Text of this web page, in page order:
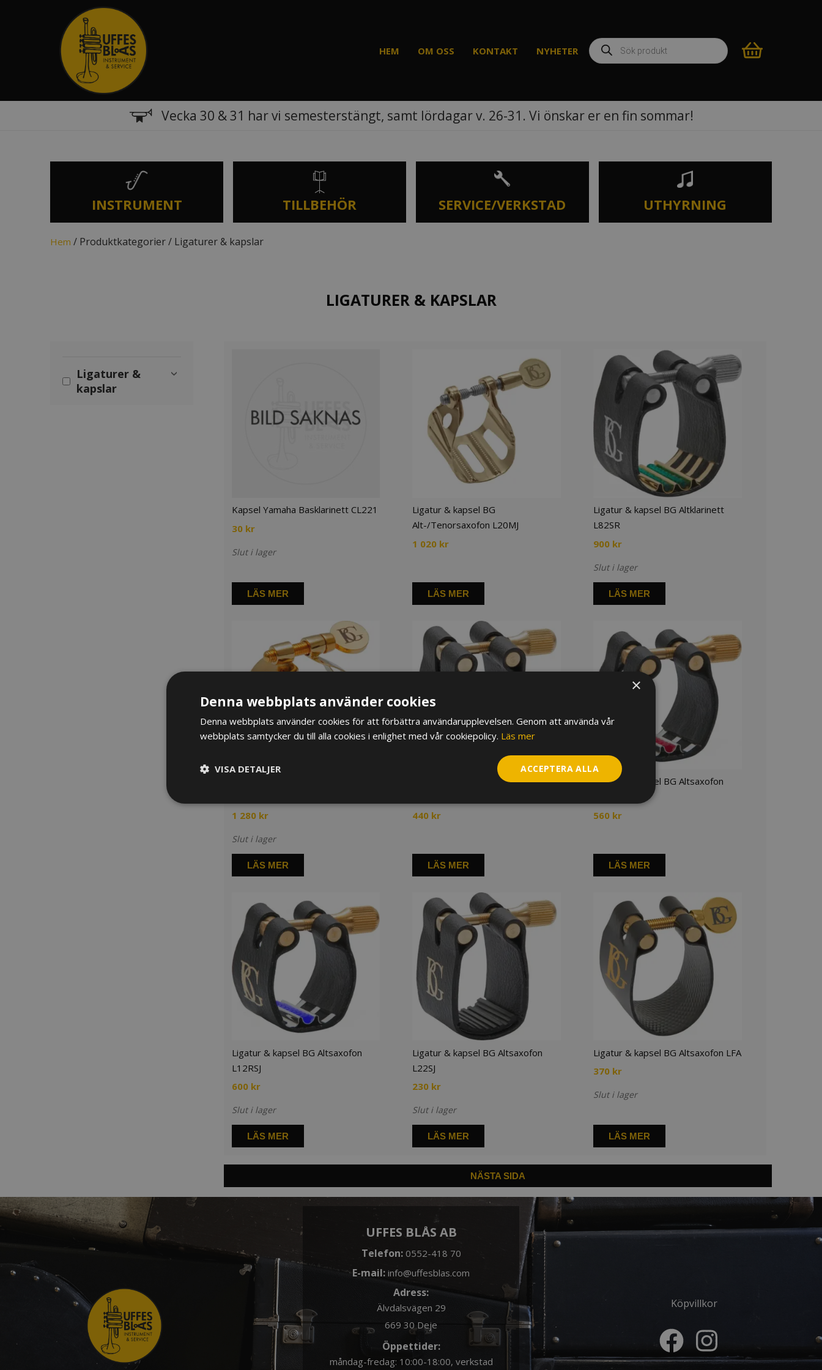
HEM OM OSS KONTAKT NYHETER
Produktsökning
Vecka 30 & 31 har vi semesterstängt, samt lördagar v. 26-31. Vi önskar er en fin sommar!
INSTRUMENT TILLBEHÖR SERVICE/VERKSTAD UTHYRNING
Hem / Produktkategorier / Ligaturer & kapslar
LIGATURER & KAPSLAR
Ligaturer &
kapslar
›
Kapsel Yamaha Basklarinett CL221
30 kr
Slut i lager
LÄS MER
Ligatur & kapsel BG
Alt-/Tenorsaxofon L20MJ
1 020 kr
LÄS MER
Ligatur & kapsel BG Altklarinett
L82SR
900 kr
Slut i lager
LÄS MER
1 280 kr
Slut i lager
LÄS MER
Ligatur & kapsel BG Altsaxofon
440 kr
LÄS MER
Ligatur & kapsel BG Altsaxofon
560 kr
LÄS MER
Ligatur & kapsel BG Altsaxofon
L12RSJ
600 kr
Slut i lager
LÄS MER
Ligatur & kapsel BG Altsaxofon
L22SJ
230 kr
Slut i lager
LÄS MER
Ligatur & kapsel BG Altsaxofon LFA
370 kr
Slut i lager
LÄS MER
NÄSTA SIDA
UFFES BLÅS AB
Telefon: 0552-418 70
E-mail: info@uffesblas.com
Adress:
Älvdalsvägen 29
669 30 Deje
Öppettider:
måndag-fredag: 10:00-18:00, verkstad
Köpvillkor
×
Denna webbplats använder cookies
Denna webbplats använder cookies för att förbättra användarupplevelsen. Genom att använda vår
webbplats samtycker du till alla cookies i enlighet med vår cookiepolicy. Läs mer
ACCEPTERA ALLA
VISA DETALJER